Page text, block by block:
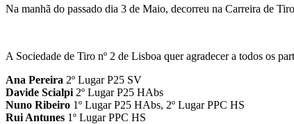
Na manhã do passado dia 3 de Maio, decorreu na Carreira de
A Sociedade de Tiro nº 2 de Lisboa quer agradecer a todos os
Ana Pereira 2º Lugar P25 SV
Davide Scialpi 2º Lugar P25 HAbs
Nuno Ribeiro 1º Lugar P25 HAbs, 2º Lugar PPC HS
Rui Antunes 1º Lugar PPC HS